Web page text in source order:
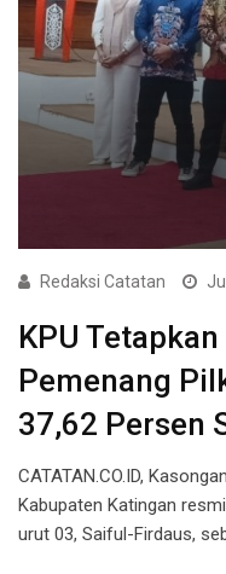
Redaksi Catatan
KPU
Pemenang
37,62 Persen
CATATAN.CO.ID,
Kabupaten Katingan
urut 03, Saiful-Firdaus,